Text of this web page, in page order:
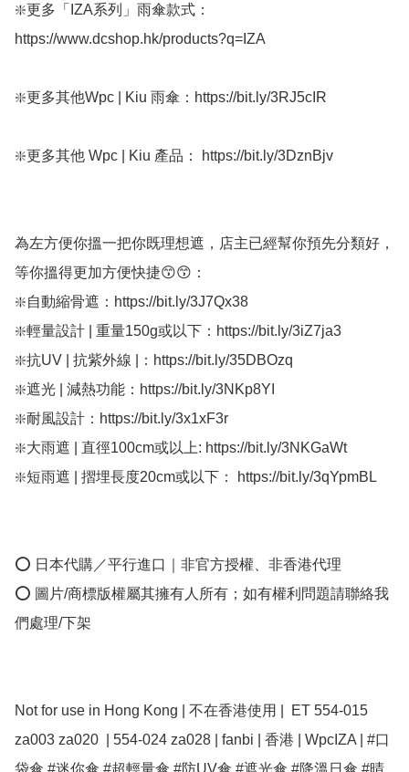
❇️更多「IZA系列」雨傘款式：
https://www.dcshop.hk/products?q=IZA
❇️更多其他Wpc | Kiu 雨傘：https://bit.ly/3RJ5cIR
❇️更多其他 Wpc | Kiu 產品： https://bit.ly/3DznBjv
為左方便你搵一把你既理想遮，店主已經幫你預先分類好，
等你搵得更加方便快捷😙😙：
❇️自動縮骨遮：https://bit.ly/3J7Qx38
❇️輕量設計 | 重量150g或以下：https://bit.ly/3iZ7ja3
❇️抗UV | 抗紫外線 |：https://bit.ly/35DBOzq
❇️遮光 | 減熱功能：https://bit.ly/3NKp8YI
❇️耐風設計：https://bit.ly/3x1xF3r
❇️大雨遮 | 直徑100cm或以上: https://bit.ly/3NKGaWt
❇️短雨遮 | 摺埋長度20cm或以下： https://bit.ly/3qYpmBL
⭕ 日本代購／平行進口｜非官方授權、非香港代理
⭕ 圖片/商標版權屬其擁有人所有；如有權利問題請聯絡我
們處理/下架
Not for use in Hong Kong | 不在香港使用 |  ET 554-015
za003 za020  | 554-024 za028 | fanbi | 香港 | WpcIZA | #口
袋傘 #迷你傘 #超輕量傘 #防UV傘 #遮光傘 #降溫日傘 #晴